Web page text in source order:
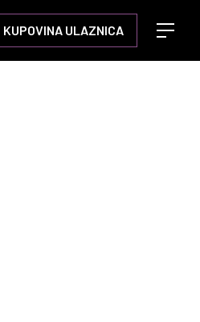
KUPOVINA ULAZNICA
Open